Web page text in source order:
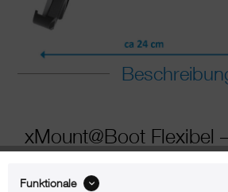
xMount@Boot Flexibel
Boothalterung Hält
Funktionale